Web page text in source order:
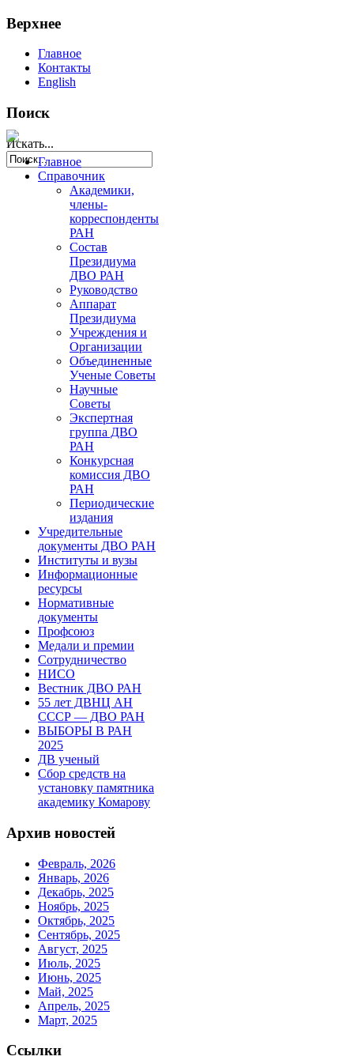
Верхнее
Главное
Контакты
English
Поиск
Искать...
Главное
Справочник
Академики,
члены-
корреспонденты
РАН
Состав
Президиума
ДВО РАН
Руководство
Аппарат
Президиума
Учреждения и
Организации
Объединенные
Ученые Советы
Научные
Советы
Экспертная
группа ДВО
РАН
Конкурсная
комиссия ДВО
РАН
Периодические
издания
Учредительные
документы ДВО РАН
Институты и вузы
Информационные
ресурсы
Нормативные
документы
Профсоюз
Медали и премии
Сотрудничество
НИСО
Вестник ДВО РАН
55 лет ДВНЦ АН
СССР — ДВО РАН
ВЫБОРЫ В РАН
2025
ДВ ученый
Сбор средств на
установку памятника
академику Комарову
Архив новостей
Февраль, 2026
Январь, 2026
Декабрь, 2025
Ноябрь, 2025
Октябрь, 2025
Сентябрь, 2025
Август, 2025
Июль, 2025
Июнь, 2025
Май, 2025
Апрель, 2025
Март, 2025
Ссылки